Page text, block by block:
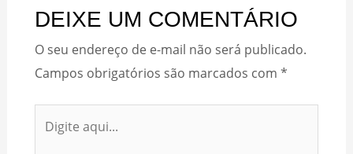
DEIXE UM COMENTÁRIO
O seu endereço de e-mail não será publicado.
Campos obrigatórios são marcados com *
aqui...